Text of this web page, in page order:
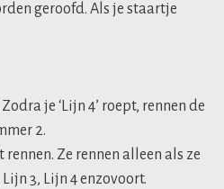
geroofd. Als je staartje
je ‘Lijn 4’ roept, rennen de
2.
rennen. Ze rennen alleen als ze
3, Lijn 4 enzovoort.